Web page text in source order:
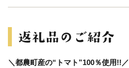
＼都農町産の“トマト”100％使用!!／